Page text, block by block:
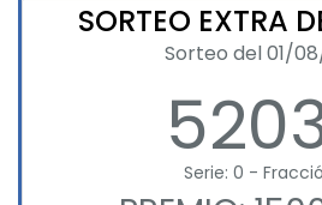
SORTEO EXTRA
Sorteo del 01/
Serie: 0 -